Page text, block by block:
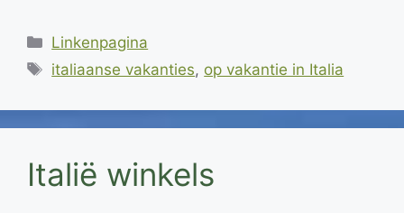
Categorieën
Linkenpagina
Tags
italiaanse vakanties, op vakantie in Italia
Italië winkels